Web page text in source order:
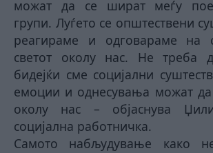
можат да се шират меѓу
групи. Луѓето се општествени
реагираме и одговараме на
светот околу нас. Не треба
бидејќи сме социјални
емоции и однесувања можат да
околу нас – објаснува
социјална работничка.
Самото набљудување како